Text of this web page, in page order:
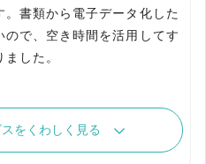
書類から電子データ化した
で、空き時間を活用してす
した。
をくわしく見る